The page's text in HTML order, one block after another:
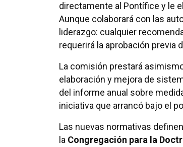
directamente al Pontífice y le
Aunque colaborará con las
liderazgo: cualquier
requerirá la aprobación previa
La comisión prestará
elaboración y mejora de
del informe anual sobre
iniciativa que arrancó bajo el
Las nuevas normativas
la Congregación para la